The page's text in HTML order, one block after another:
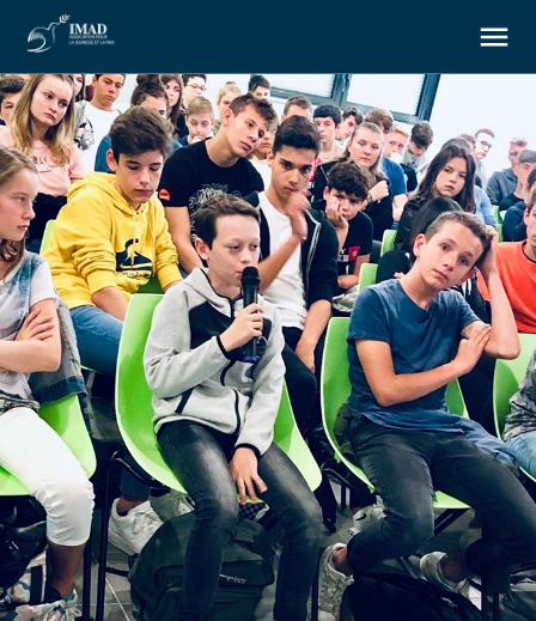
À propos
Nos objectifs
Notre action
Ressources
Nous soutenir
Nous contacter